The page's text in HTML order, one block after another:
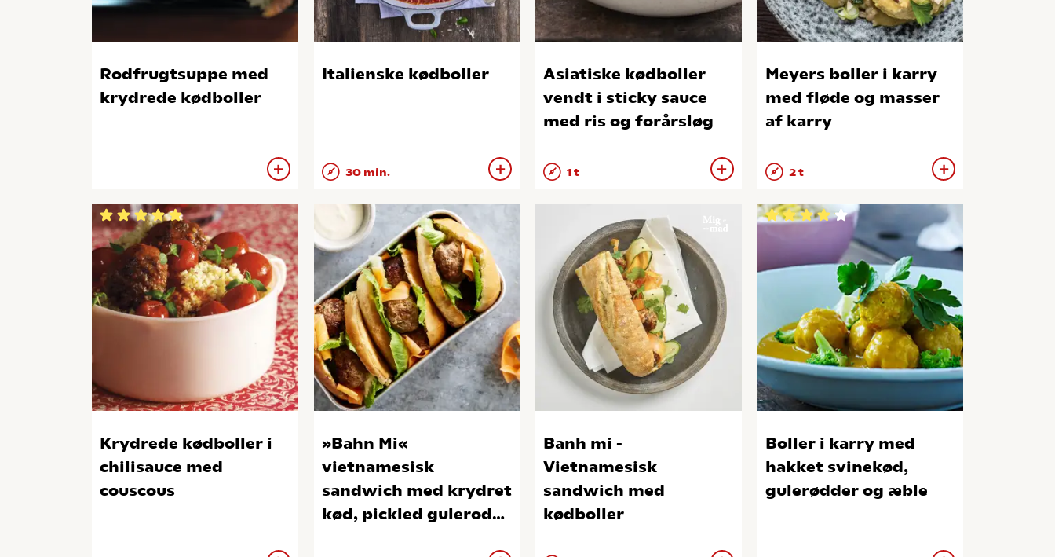
Rodfrugtsuppe med
krydrede kødboller
Italienske kødboller
30 min.
Asiatiske kødboller
vendt i sticky sauce
med ris og forårsløg
1 t
Meyers boller i karry
med fløde og masser
af karry
2 t
Krydrede kødboller i
chilisauce med
couscous
»Bahn Mi«
vietnamesisk
sandwich med krydret
kød, pickled gulerod
Banh mi -
Vietnamesisk
sandwich med
kødboller
Boller i karry med
hakket svinekød,
gulerødder og æble